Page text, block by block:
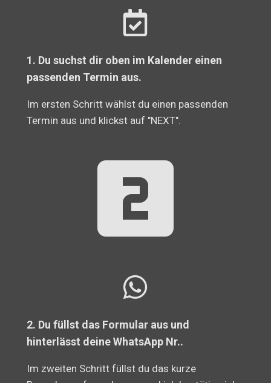
1. Du suchst dir oben im Kalender einen
passenden Termin aus.
Im ersten Schritt wählst du einen passenden
Termin aus und klickst auf "NEXT".
2. Du füllst das Formular aus und
hinterlässt deine WhatsApp Nr..
Im zweiten Schritt füllst du das kurze